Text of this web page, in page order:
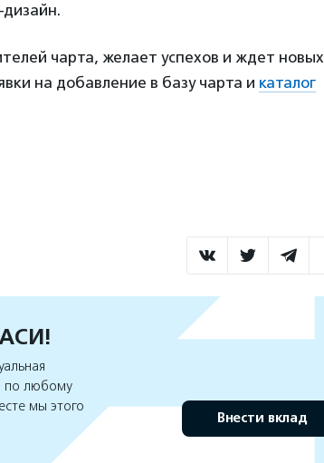
чарта, желает успехов и ждет новых
на добавление в базу чарта и каталог
по любому
мы этого
Внести вклад